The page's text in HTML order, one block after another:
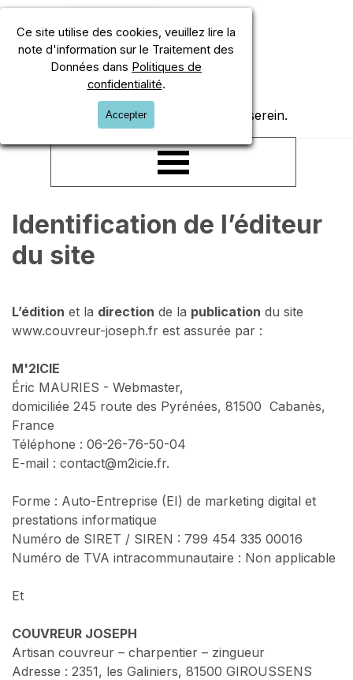
Ce site utilise des cookies, veuillez lire la
note d'information sur le Traitement des
Données dans Politiques de
confidentialité.
Accepter
Aller au contenu
Une toiture fiable, un logement serein.
Sauter le menu
Identification de l’éditeur
du site
L’édition et la direction de la publication du site
www.couvreur-joseph.fr est assurée par :
M'2ICIE
Éric MAURIES - Webmaster,
domiciliée 245 route des Pyrénées, 81500 Cabanès,
France
Téléphone : 06-26-76-50-04
E-mail : contact@m2icie.fr.
Forme : Auto-Entreprise (EI) de marketing digital et
prestations informatique
Numéro de SIRET / SIREN : 799 454 335 00016
Numéro de TVA intracommunautaire : Non applicable
Et
COUVREUR JOSEPH
Artisan couvreur – charpentier – zingueur
Adresse : 2351, les Galiniers, 81500 GIROUSSENS